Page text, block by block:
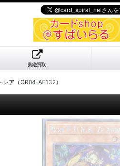
郵送買取
ア（CR04-AE132）